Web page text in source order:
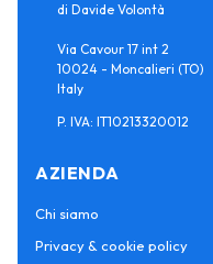
di Davide Volontà
Via Cavour 17 int 2
10024 - Moncalieri (TO)
Italy
P. IVA: IT10213320012
AZIENDA
Chi siamo
Privacy & cookie policy